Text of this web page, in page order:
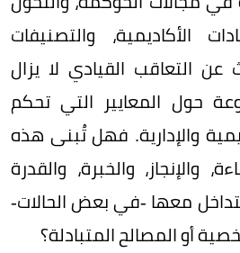
الأكاديمية، والتصنيفات
عن التعاقب القيادي لا يزال
حول المعايير التي تحكم
والإدارية. فهل تُبنى هذه
والإنجاز، والخبرة، والقدرة
معها -في بعض الحالات-
أو المصالح المتبادلة؟